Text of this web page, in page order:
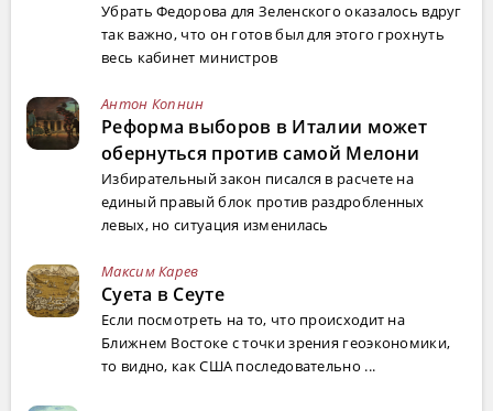
Убрать Федорова для Зеленского оказалось вдруг
так важно, что он готов был для этого грохнуть
весь кабинет министров
Антон Копнин
Реформа выборов в Италии может
обернуться против самой Мелони
Избирательный закон писался в расчете на
единый правый блок против раздробленных
левых, но ситуация изменилась
Максим Карев
Суета в Сеуте
Если посмотреть на то, что происходит на
Ближнем Востоке с точки зрения геоэкономики,
то видно, как США последовательно ...